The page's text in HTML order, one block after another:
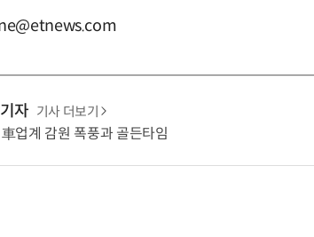
자 기사 더보기
업계 감원 폭풍과 골든타임